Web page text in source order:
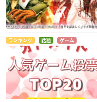
ランキング 話題 ゲーム